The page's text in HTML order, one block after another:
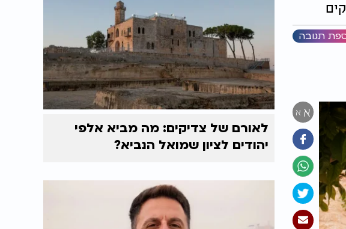
תגובה
א א
לאורם של צדיקים: מה מביא אלפי
יהודים לציון שמואל הנביא?